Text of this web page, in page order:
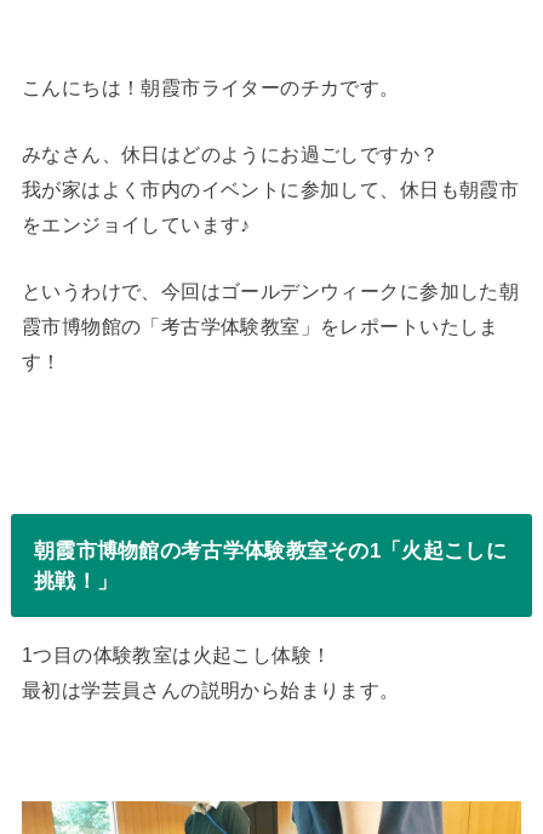
こんにちは！朝霞市ライターのチカです。
みなさん、休日はどのようにお過ごしですか？
我が家はよく市内のイベントに参加して、休日も朝霞市
をエンジョイしています♪
というわけで、今回はゴールデンウィークに参加した朝
霞市博物館の「考古学体験教室」をレポートいたしま
す！
朝霞市博物館の考古学体験教室その1「火起こしに
挑戦！」
1つ目の体験教室は火起こし体験！
最初は学芸員さんの説明から始まります。